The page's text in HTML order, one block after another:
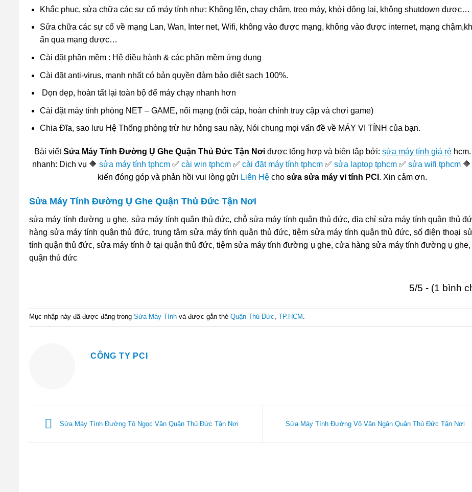
Khắc phục, sửa chữa các sự cố máy tính như: Không lên, chạy chậm, treo máy, khởi động lại, không shutdown được…
Sửa chữa các sự cố về mạng Lan, Wan, Inter net, Wifi, không vào được mạng, không vào được internet, mạng
ấn qua mạng được…
Cài đặt phần mềm : Hệ điều hành & các phần mềm ứng dụng
Cài đặt anti-virus, mạnh nhất có bản quyền đảm bảo diệt sạch 100%.
Dọn dẹp, hoàn tất lại toàn bộ để máy chạy nhanh hơn
Cài đặt máy tính phòng NET – GAME, nối mạng (nối cáp, hoàn chỉnh truy cập và chơi game)
Chia Đĩa, sao lưu Hệ Thống phòng trừ hư hỏng sau này, Nói chung mọi vấn đề về MÁY VI TÍNH của bạn.
Bài viếtSửa Máy Tính Đường Ụ Ghe Quận Thủ Đức Tận Nơi được tổng hợp và biên tập bởi:sửa máy tính giá rẻ
nhanh: Dịch vụ 🔶 sửa máy tính tphcm✅ cài win tphcm✅ cài đặt máy tính tphcm✅ sửa laptop tphcm✅ sửa wifi tphcm🔶
kiến đóng góp và phản hồi vui lòng gửi Liên Hệcho sửa sửa máy vi tính PCI . Xin cảm ơn.
Sửa Máy Tính Đường Ụ Ghe Quận Thủ Đức Tận Nơi
sửa máy tính đường ụ ghe, sửa máy tính quận thủ đức, chỗ sửa máy tính quận thủ đức, địa chỉ sửa máy tính quận thủ
hàng sửa máy tính quận thủ đức, trung tâm sửa máy tính quận thủ đức, tiệm sửa máy tính quận thủ đức, số điện thoại
tính quận thủ đức, sửa máy tính ở tại quận thủ đức, tiệm sửa máy tính đường ụ ghe, cửa hàng sửa máy tính đường ụ ghe,
quận thủ đức
5/5 - (1 bình
Mục nhập này đã được đăng trong Sửa Máy Tính và được gắn thẻ Quận Thủ Đức, TP.HCM .
CÔNG TY PCI
Sửa Máy Tính Đường Tô Ngọc Vân Quận Thủ Đức Tận Nơi Sửa Máy Tính Đường Võ Văn Ngân Quận Thủ Đức Tận Nơi